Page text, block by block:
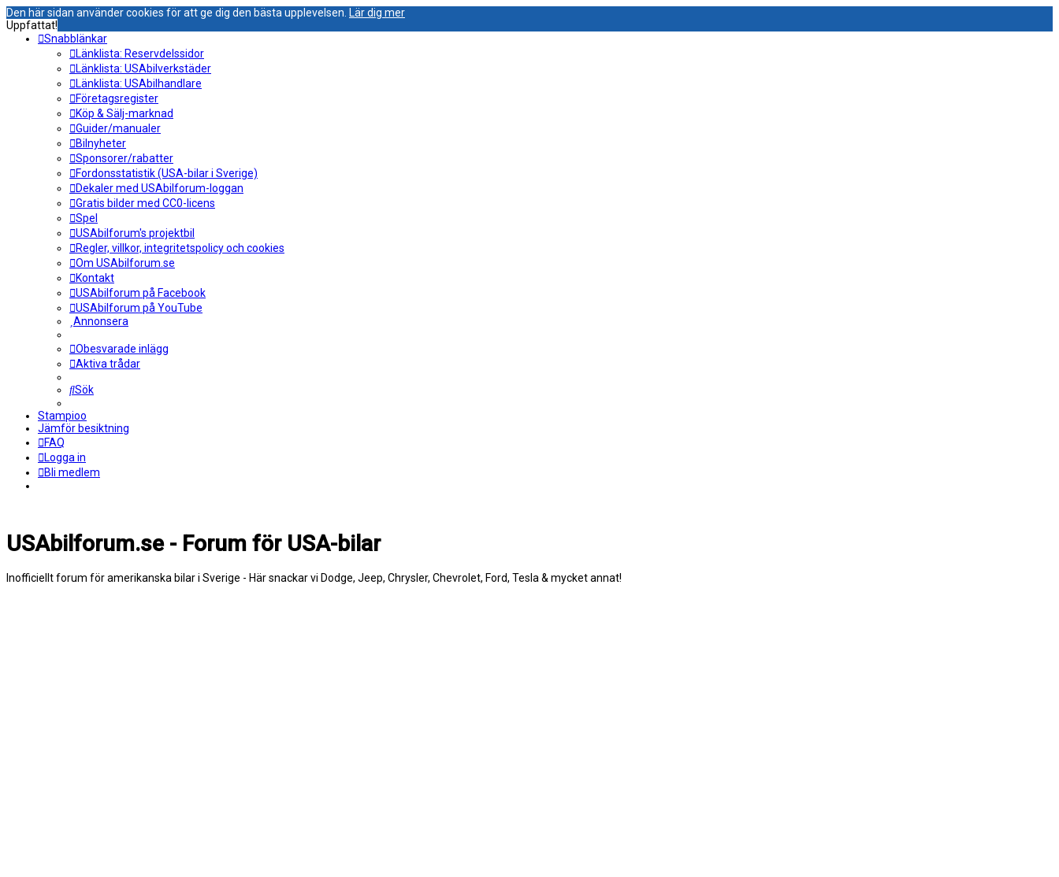
Den här sidan använder cookies för att ge dig den bästa upplevelsen. Lär dig mer
Uppfattat!
Snabblänkar
Länklista: Reservdelssidor
Länklista: USAbilverkstäder
Länklista: USAbilhandlare
Företagsregister
Köp & Sälj-marknad
Guider/manualer
Bilnyheter
Sponsorer/rabatter
Fordonsstatistik (USA-bilar i Sverige)
Dekaler med USAbilforum-loggan
Gratis bilder med CC0-licens
Spel
USAbilforum's projektbil
Regler, villkor, integritetspolicy och cookies
Om USAbilforum.se
Kontakt
USAbilforum på Facebook
USAbilforum på YouTube
Annonsera
Obesvarade inlägg
Aktiva trådar
Sök
Stampioo
Jämför besiktning
FAQ
Logga in
Bli medlem
USAbilforum.se - Forum för USA-bilar
Inofficiellt forum för amerikanska bilar i Sverige - Här snackar vi Dodge, Jeep, Chrysler, Chevrolet, Ford, Tesla & mycket annat!